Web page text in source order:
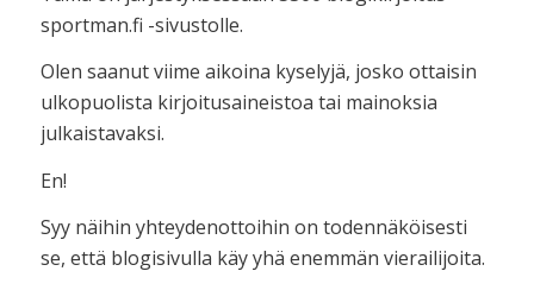
sportman.fi -sivustolle.
Olen saanut viime aikoina kyselyjä, josko ottaisin
ulkopuolista kirjoitusaineistoa tai mainoksia
julkaistavaksi.
En!
Syy näihin yhteydenottoihin on todennäköisesti
se, että blogisivulla käy yhä enemmän vierailijoita.